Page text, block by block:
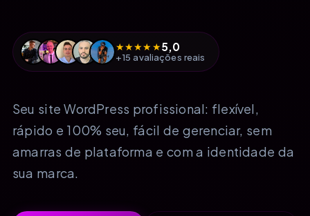
★★★★★5,0
+15 avaliações reais
Seu site WordPress profissional: flexível,
rápido e 100% seu, fácil de gerenciar, sem
amarras de plataforma e com a identidade da
sua marca.